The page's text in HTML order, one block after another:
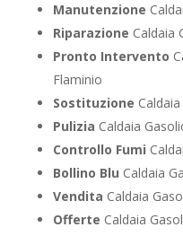
Manutenzione
Riparazione Caldaia
Pronto Intervento
Flaminio
Sostituzione
Pulizia Caldaia
Controllo Fumi
Bollino Blu Caldaia
Vendita Caldaia
Offerte Caldaia